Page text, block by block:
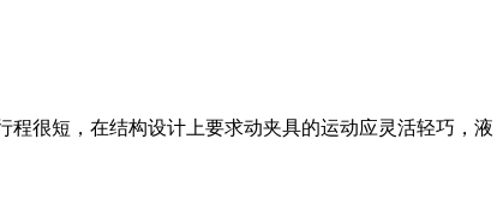
很短，在结构设计上要求动夹具的运动应灵活轻巧，液